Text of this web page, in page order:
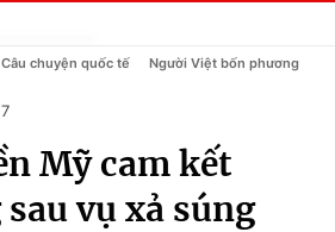
Câu chuyện quốc tế Người Việt bốn phương
Mỹ cam kết
vụ xả súng